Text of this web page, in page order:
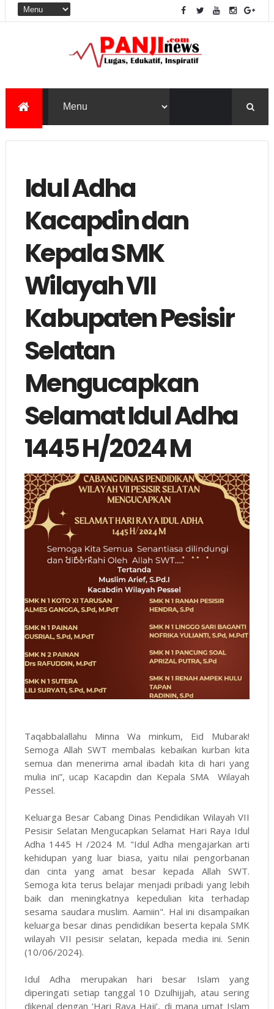
Idul Adha
Kacapdin dan
Kepala SMK
Wilayah VII
Kabupaten Pesisir
Selatan
Mengucapkan
Selamat Idul Adha
1445 H/2024 M
Taqabbalallahu Minna Wa minkum, Eid Mubarak!
Semoga Allah SWT membalas kebaikan kurban kita
semua dan menerima amal ibadah kita di hari yang
mulia ini”, ucap Kacapdin dan Kepala SMA Wilayah
Pessel.
Keluarga Besar Cabang Dinas Pendidikan Wilayah VII
Pesisir Selatan Mengucapkan Selamat Hari Raya Idul
Adha 1445 H /2024 M. "Idul Adha mengajarkan arti
kehidupan yang luar biasa, yaitu nilai pengorbanan
dan cinta yang amat besar kepada Allah SWT.
Semoga kita terus belajar menjadi pribadi yang lebih
baik dan meningkatnya kepedulian kita terhadap
sesama saudara muslim. Aamiin". Hal ini disampaikan
keluarga besar dinas pendidikan beserta kepala SMK
wilayah VII pesisir selatan, kepada media ini. Senin
(10/06/2024).
Idul Adha merupakan hari besar Islam yang
diperingati setiap tanggal 10 Dzulhijjah, atau sering
dikenal dengan ‘Hari Raya Haji’, di mana umat Islam